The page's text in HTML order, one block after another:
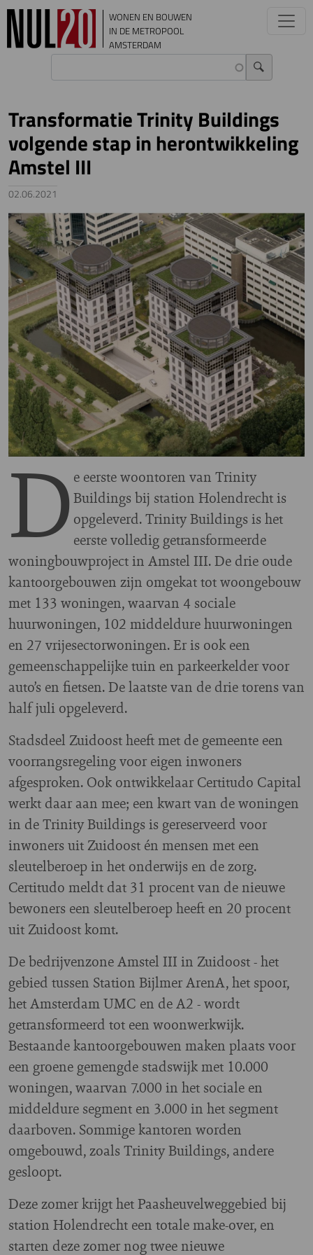
Overslaan en naar de inhoud gaan
WONEN EN BOUWEN
IN DE METROPOOL
AMSTERDAM
Transformatie Trinity Buildings
volgende stap in herontwikkeling
Amstel III
02.06.2021
Image
D e eerste woontoren van Trinity
Buildings bij station Holendrecht is
opgeleverd. Trinity Buildings is het
eerste volledig getransformeerde
woningbouwproject in Amstel III. De drie oude
kantoorgebouwen zijn omgekat tot woongebouw
met 133 woningen, waarvan 4 sociale
huurwoningen, 102 middeldure huurwoningen
en 27 vrijesectorwoningen. Er is ook een
gemeenschappelijke tuin en parkeerkelder voor
auto’s en fietsen. De laatste van de drie torens van
half juli opgeleverd.
Stadsdeel Zuidoost heeft met de gemeente een
voorrangsregeling voor eigen inwoners
afgesproken. Ook ontwikkelaar Certitudo Capital
werkt daar aan mee; een kwart van de woningen
in de Trinity Buildings is gereserveerd voor
inwoners uit Zuidoost én mensen met een
sleutelberoep in het onderwijs en de zorg.
Certitudo meldt dat 31 procent van de nieuwe
bewoners een sleutelberoep heeft en 20 procent
uit Zuidoost komt.
De bedrijvenzone Amstel III in Zuidoost - het
gebied tussen Station Bijlmer ArenA, het spoor,
het Amsterdam UMC en de A2 - wordt
getransformeerd tot een woonwerkwijk.
Bestaande kantoorgebouwen maken plaats voor
een groene gemengde stadswijk met 10.000
woningen, waarvan 7.000 in het sociale en
middeldure segment en 3.000 in het segment
daarboven. Sommige kantoren worden
omgebouwd, zoals Trinity Buildings, andere
gesloopt.
Deze zomer krijgt het Paasheuvelweggebied bij
station Holendrecht een totale make-over, en
starten deze zomer nog twee nieuwe